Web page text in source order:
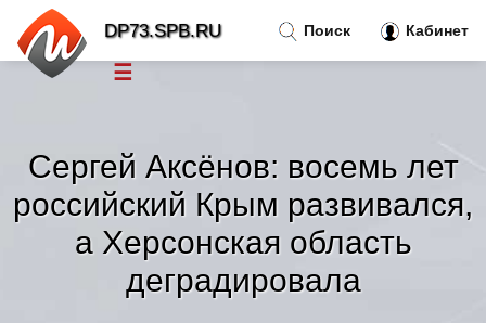
Сергей Аксёнов: восемь лет
российский Крым развивался,
а Херсонская область
деградировала
Поиск Кабинет
DP73.SPB.RU
☰
Тренды новостей»
Рубрики»